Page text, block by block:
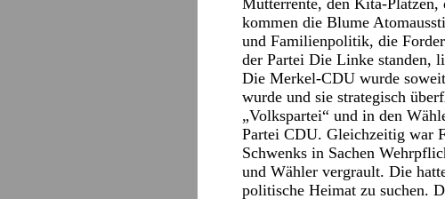
Mütterrente, den Kita-
kommen die Blume
und Familienpolitik, die
der Partei Die Linke standen,
Die Merkel-CDU wurde soweit
wurde und sie strategisch
„Volkspartei“ und in den
Partei CDU. Gleichzeitig war
Schwenks in Sachen
und Wähler vergrault. Die
politische Heimat zu suchen.